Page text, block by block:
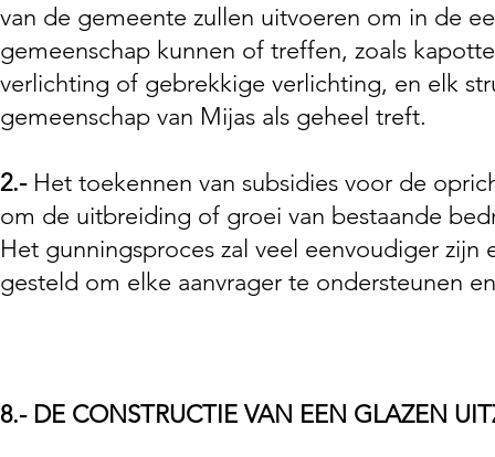
van de gemeente zullen uitvoeren om in de
gemeenschap kunnen of treffen, zoals
verlichting of gebrekkige verlichting, en elk
gemeenschap van Mijas als geheel treft.
2.-Het toekennen van subsidies voor de
om de uitbreiding of groei van bestaande
Het gunningsproces zal veel eenvoudiger
gesteld om elke aanvrager te ondersteunen
8.- DE CONSTRUCTIE VAN EEN GLAZEN